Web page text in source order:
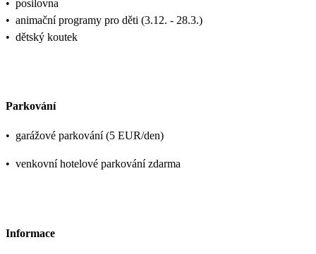
• posilovna
• animační programy pro děti (3.12. - 28.3.)
• dětský koutek
Parkování
• garážové parkování (5 EUR/den)
• venkovní hotelové parkování zdarma
Informace